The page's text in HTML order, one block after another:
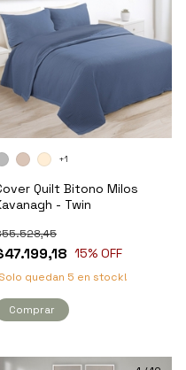
Quilt Bitono Milos
- Twin
15% OFF
quedan 5 en stock!
+1
Comprar